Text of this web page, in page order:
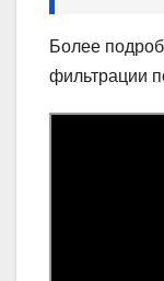
Более
фильтрации